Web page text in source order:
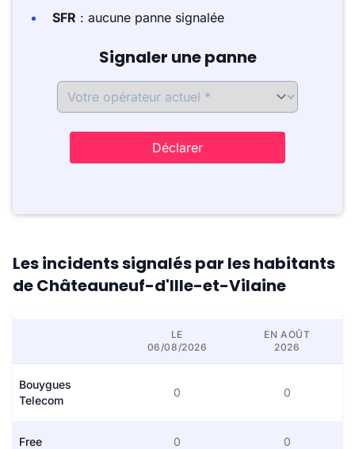
SFR : aucune panne signalée
Signaler une panne
Déclarer
Les incidents signalés par les habitants
de Châteauneuf-d'Ille-et-Vilaine
LE
06/08/2026
EN AOÛT
2026
Bouygues
Telecom
0 0
Free 0 0